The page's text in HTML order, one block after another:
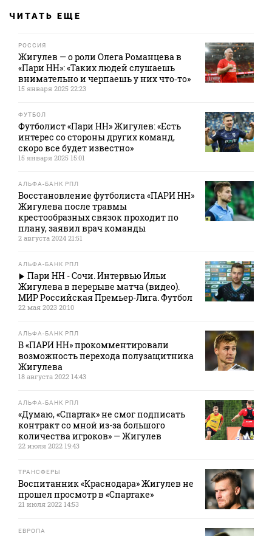
ЧИТАТЬ ЕЩЕ
РОССИЯ
Жигулев — о роли Олега Романцева в
«Пари НН»: «Таких людей слушаешь
внимательно и черпаешь у них что‑то»
15 января 2025 22:23
ФУТБОЛ
Футболист «Пари НН» Жигулев: «Есть
интерес со стороны других команд,
скоро все будет известно»
15 января 2025 15:01
АЛЬФА-БАНК РПЛ
Восстановление футболиста «ПАРИ НН»
Жигулева после травмы
крестообразных связок проходит по
плану, заявил врач команды
2 августа 2024 21:51
АЛЬФА-БАНК РПЛ
Пари НН - Сочи. Интервью Ильи
Жигулева в перерыве матча (видео).
МИР Российская Премьер-Лига. Футбол
22 мая 2023 20:10
АЛЬФА-БАНК РПЛ
В «ПАРИ НН» прокомментировали
возможность перехода полузащитника
Жигулева
18 августа 2022 14:43
АЛЬФА-БАНК РПЛ
«Думаю, «Спартак» не смог подписать
контракт со мной из-за большого
количества игроков» — Жигулев
22 июля 2022 19:43
ТРАНСФЕРЫ
Воспитанник «Краснодара» Жигулев не
прошел просмотр в «Спартаке»
21 июля 2022 14:53
ЕВРОПА